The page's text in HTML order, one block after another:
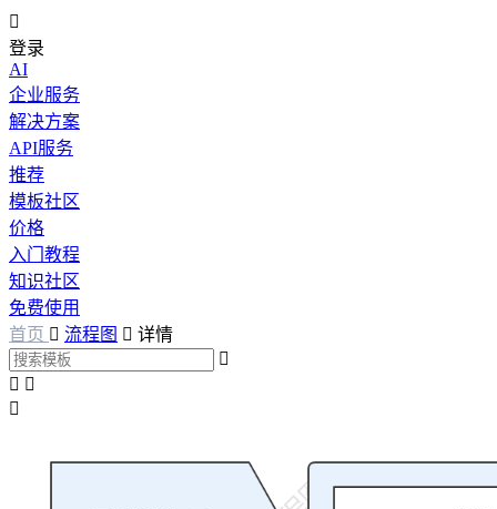

登录
AI
企业服务
解决方案
API服务
推荐
模板社区
价格
入门教程
知识社区
免费使用
首页  流程图  详情

 
